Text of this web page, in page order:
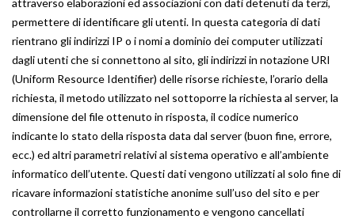
attraverso elaborazioni ed associazioni con dati detenuti da terzi,
permettere di identificare gli utenti. In questa categoria di dati
rientrano gli indirizzi IP o i nomi a dominio dei computer utilizzati
dagli utenti che si connettono al sito, gli indirizzi in notazione URI
(Uniform Resource Identifier) delle risorse richieste, l’orario della
richiesta, il metodo utilizzato nel sottoporre la richiesta al server, la
dimensione del file ottenuto in risposta, il codice numerico
indicante lo stato della risposta data dal server (buon fine, errore,
ecc.) ed altri parametri relativi al sistema operativo e all’ambiente
informatico dell’utente. Questi dati vengono utilizzati al solo fine di
ricavare informazioni statistiche anonime sull’uso del sito e per
controllarne il corretto funzionamento e vengono cancellati